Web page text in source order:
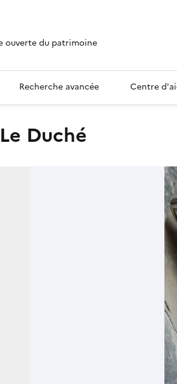
ouverte du patrimoine
Recherche avancée Centre
Duché